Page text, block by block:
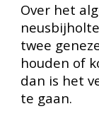
Over het
twee
houden of
dan is het
te gaan.